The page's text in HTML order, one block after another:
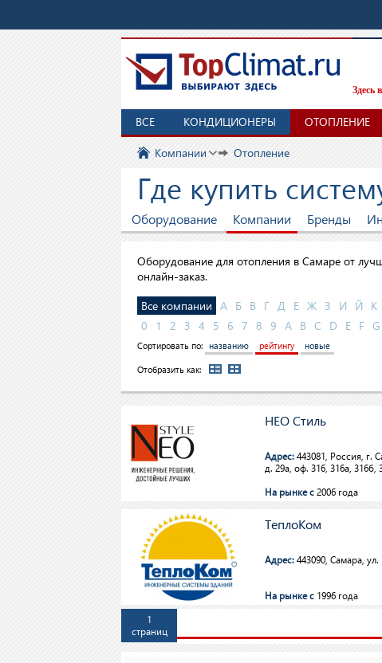
Здесь
ВСЕ КОНДИЦИОНЕРЫ ОТОПЛЕНИЕ
Компании Отопление
Где купить
Оборудование Компании Бренды
Оборудование для отопления в Самаре от
онлайн-заказ.
Все компании А Б В Г Д Е Ж З И Й К
0
1 2 3 4 5 6 7 8 9 A B C D E F G
Сортировать по: названию рейтингу новые
Отобразить как:
НЕО Стиль
Адрес: 443081, Россия, г.
д. 29а, оф. 316, 316а, 316б,
На рынке с 2006 года
ТеплоКом
Адрес: 443090, Самара, ул.
На рынке с 1996 года
1
страниц